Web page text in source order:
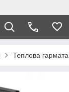
Теплова